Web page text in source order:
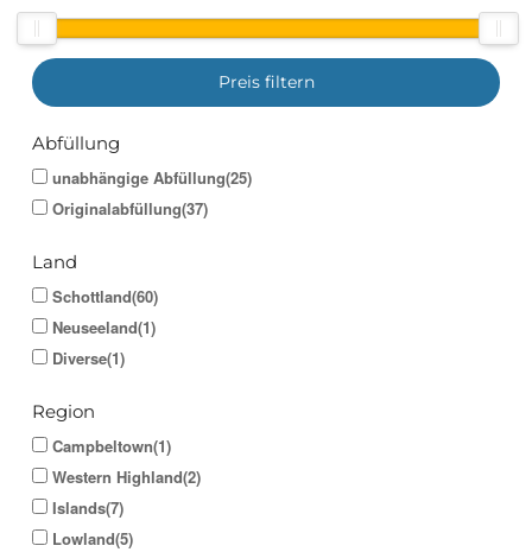
Preis filtern
Abfüllung
unabhängige Abfüllung(25)
Originalabfüllung(37)
Land
Schottland(60)
Neuseeland(1)
Diverse(1)
Region
Campbeltown(1)
Western Highland(2)
Islands(7)
Lowland(5)